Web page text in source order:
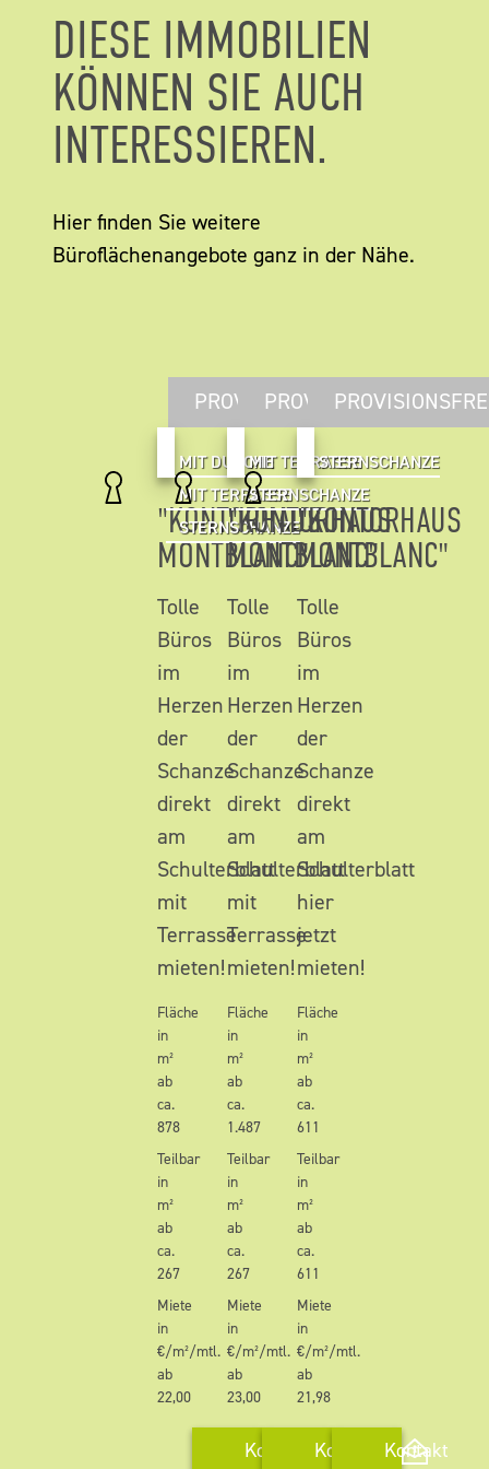
DIESE IMMOBILIEN
KÖNNEN SIE AUCH
INTERESSIEREN.
Hier finden Sie weitere
Büroflächenangebote ganz in der Nähe.
PROVISIONSFREI
MIT DUSCHE
MIT TERRASSE
STERNSCHANZE
"KONTORHAUS
MONTBLANC"
Tolle
Büros
im
Herzen
der
Schanze
direkt
am
Schulterblatt
mit
Terrasse
mieten!
Fläche
in
m²
ab
ca.
878
Teilbar
in
m²
ab
ca.
267
Miete
in
€/m²/mtl.
ab
22,00
Kontakt
PROVISIONSFREI
MIT TERRASSE
STERNSCHANZE
"KONTORHAUS
MONTBLANC"
Tolle
Büros
im
Herzen
der
Schanze
direkt
am
Schulterblatt
mit
Terrasse
mieten!
Fläche
in
m²
ab
ca.
1.487
Teilbar
in
m²
ab
ca.
267
Miete
in
€/m²/mtl.
ab
23,00
Kontakt
STERNSCHANZE
"KONTORHAUS
MONTBLANC"
Tolle
Büros
im
Herzen
der
Schanze
direkt
am
Schulterblatt
hier
jetzt
mieten!
Fläche
in
m²
ab
ca.
611
Teilbar
in
m²
ab
ca.
611
Miete
in
€/m²/mtl.
ab
21,98
Kontakt